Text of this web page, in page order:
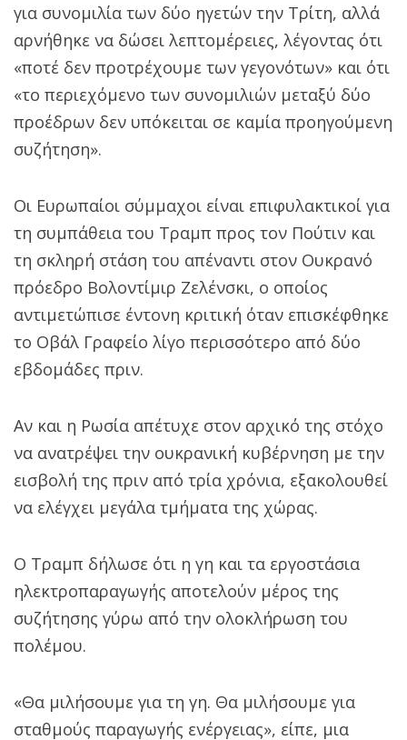
για συνομιλία των δύο ηγετών την Τρίτη, αλλά
αρνήθηκε να δώσει λεπτομέρειες, λέγοντας ότι
«ποτέ δεν προτρέχουμε των γεγονότων» και ότι
«το περιεχόμενο των συνομιλιών μεταξύ δύο
προέδρων δεν υπόκειται σε καμία προηγούμενη
συζήτηση».
Οι Ευρωπαίοι σύμμαχοι είναι επιφυλακτικοί για
τη συμπάθεια του Τραμπ προς τον Πούτιν και
τη σκληρή στάση του απέναντι στον Ουκρανό
πρόεδρο Βολοντίμιρ Ζελένσκι, ο οποίος
αντιμετώπισε έντονη κριτική όταν επισκέφθηκε
το Οβάλ Γραφείο λίγο περισσότερο από δύο
εβδομάδες πριν.
Αν και η Ρωσία απέτυχε στον αρχικό της στόχο
να ανατρέψει την ουκρανική κυβέρνηση με την
εισβολή της πριν από τρία χρόνια, εξακολουθεί
να ελέγχει μεγάλα τμήματα της χώρας.
Ο Τραμπ δήλωσε ότι η γη και τα εργοστάσια
ηλεκτροπαραγωγής αποτελούν μέρος της
συζήτησης γύρω από την ολοκλήρωση του
πολέμου.
«Θα μιλήσουμε για τη γη. Θα μιλήσουμε για
σταθμούς παραγωγής ενέργειας», είπε, μια